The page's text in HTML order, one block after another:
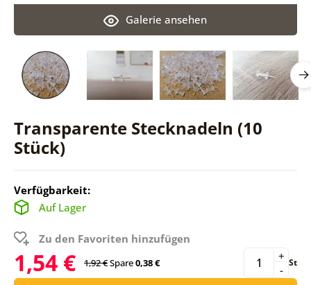
Transparente Stecknadeln (10
Stück)
Galerie ansehen
Verfügbarkeit:
Auf Lager
Zu den Favoriten hinzufügen
1,54 € 1,92 €Spare0,38 € -
+ St